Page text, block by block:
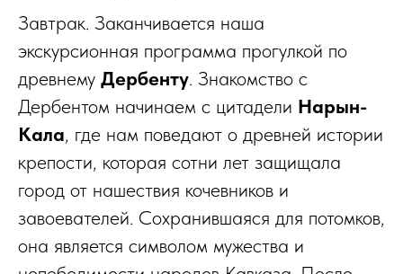
Завтрак. Заканчивается наша
экскурсионная программа прогулкой по
древнему Дербенту. Знакомство с
Дербентом начинаем с цитадели Нарын-
Кала, где нам поведают о древней истории
крепости, которая сотни лет защищала
город от нашествия кочевников и
завоевателей. Сохранившаяся для потомков,
она является символом мужества и